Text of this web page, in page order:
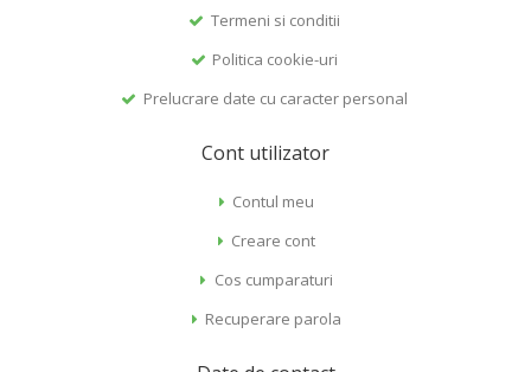
Termeni si conditii
Politica cookie-uri
Prelucrare date cu caracter personal
Cont utilizator
Contul meu
Creare cont
Cos cumparaturi
Recuperare parola